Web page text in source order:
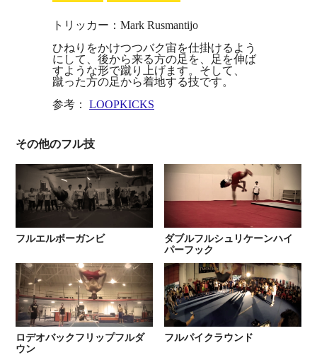
トリッカー：Mark Rusmantijo
ひねりをかけつつバク宙を仕掛けるよう
にして、後から来る方の足を、足を伸ば
すような形で蹴り上げます。そして、
蹴った方の足から着地する技です。
参考：
LOOPKICKS
その他のフル技
フルエルボーガンビ
ダブルフルシュリケーンハイ
パーフック
ロデオバックフリップフルダ
ウン
フルパイクラウンド